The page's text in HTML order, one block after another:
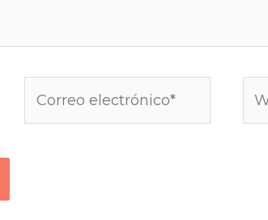
electrónico*